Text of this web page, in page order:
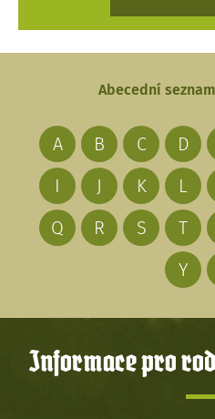
Abecední
A B C D
I
J K L
Q
R S T
Y
Informace pro